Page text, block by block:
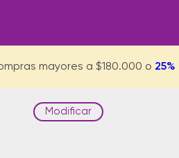
mayores a $180.000 o
Modificar